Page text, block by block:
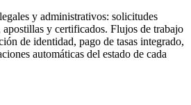
y administrativos: solicitudes
apostillas y certificados. Flujos de trabajo
de identidad, pago de tasas integrado,
automáticas del estado de cada